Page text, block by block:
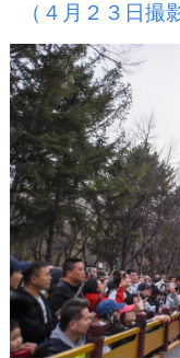
（４月２３日撮